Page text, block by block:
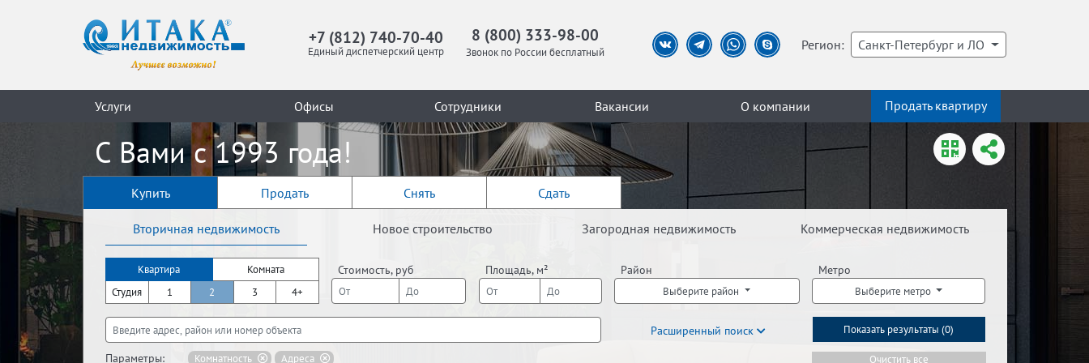
+7 (812) 740-70-40
Единый диспетчерский центр
8 (800) 333-98-00
Звонок по России бесплатный Регион: Санкт-Петербург и ЛО
Услуги Офисы Сотрудники Вакансии О компании Продать квартиру
С Вами с 1993 года!
Купить Продать Снять Сдать
Вторичная недвижимость Новое строительство Загородная недвижимость Коммерческая недвижимость
Квартира
Комната
Студия
1 2 3 4+
Стоимость, руб Площадь, м² Район
Выберите район
Метро
Выберите метро
Расширенный поиск Показать результаты (0)
Параметры: Комнатность Адреса Очистить все